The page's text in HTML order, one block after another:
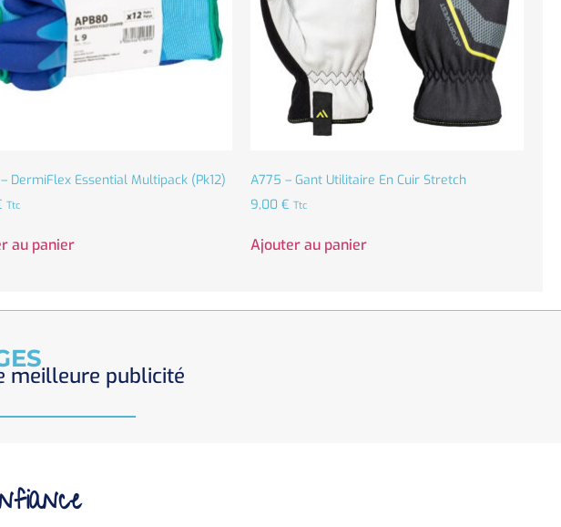
DermiFlex Essential Multipack (Pk12)
Ttc
au panier
A775 – Gant Utilitaire En Cuir Stretch
9,00 € Ttc
Ajouter au panier
meilleure publicité